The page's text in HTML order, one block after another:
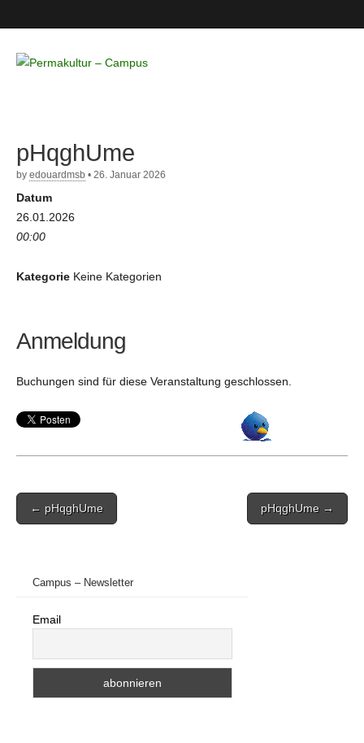
– Campus
pHqghUme
by edouardmsb • 26. Januar 2026
Datum
26.01.2026
00:00
Kategorie Keine Kategorien
Anmeldung
Buchungen sind für diese Veranstaltung geschlossen.
Post
navigation
← pHqghUme pHqghUme →
Campus – Newsletter
Email